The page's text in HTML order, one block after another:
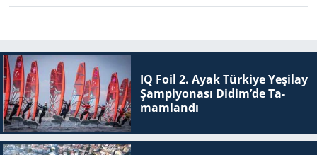
IQ Foil 2. Ayak Tür­ki­ye Ye­şi­lay
Şam­pi­yo­na­sı Didim’de Ta­
mam­lan­dı
MAGAZİN
RESMİ İLANLAR
SAĞLIK